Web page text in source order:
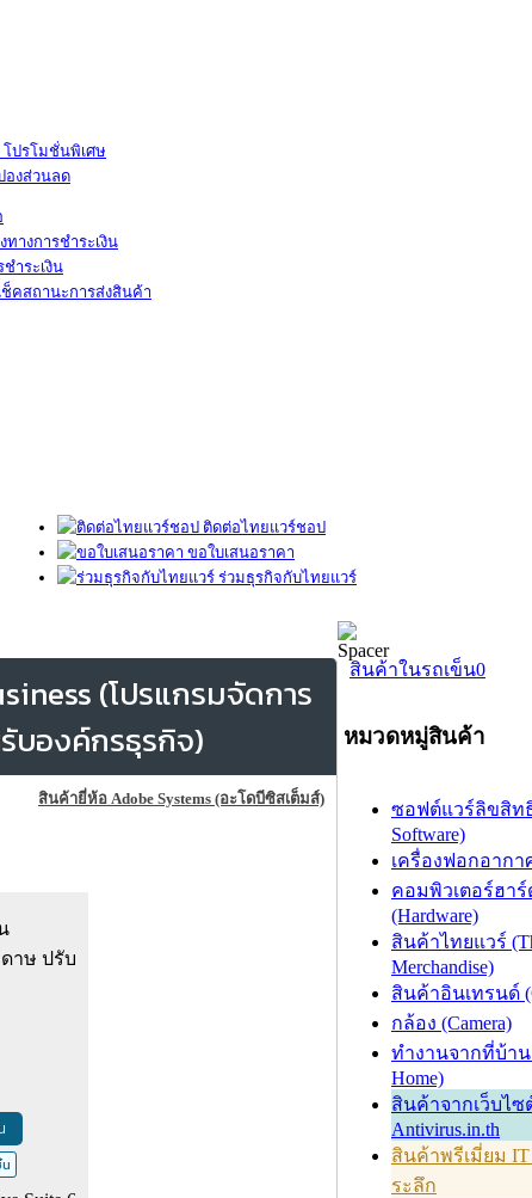
โปรโมชั่นพิเศษ
องส่วนลด
ทางการชำระเงิน
ชำระเงิน
ช็คสถานะการส่งสินค้า
ติดต่อไทยแวร์ชอป
ขอใบเสนอราคา
ร่วมธุรกิจกับไทยแวร์
(โปรแกรมจัดการ
บองค์กรธุรกิจ)
สินค้ายี่ห้อ Adobe Systems (อะโดบีซิสเต็มส์)
าษ ปรับ
สินค้าในรถเข็น0
หมวดหมู่สินค้า
ซอฟต์แวร์ลิขสิทธิ์
Software)
เครื่องฟอกอากา
คอมพิวเตอร์ฮาร์
(Hardware)
สินค้าไทยแวร์
Merchandise)
สินค้าอินเทรนด์
กล้อง (Camera)
ทำงานจากที่บ้าน
Home)
สินค้าจากเว็บไซ
Antivirus.in.th
สินค้าพรีเมี่ยม
ระลึก